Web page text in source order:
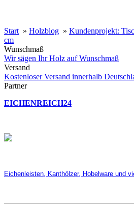
Start » Holzblog » Kundenprojekt:
cm
Wunschmaß
Wir sägen Ihr Holz auf Wunschmaß
Versand
Kostenloser Versand innerhalb
Partner
EICHENREICH24
Eichenleisten, Kanthölzer, Hobelware und